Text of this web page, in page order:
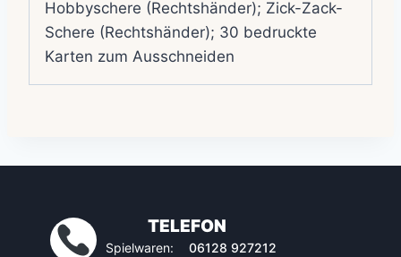
Hobbyschere (Rechtshänder); Zick-Zack-
Schere (Rechtshänder); 30 bedruckte
Karten zum Ausschneiden
TELEFON
Spielwaren:
06128 927212